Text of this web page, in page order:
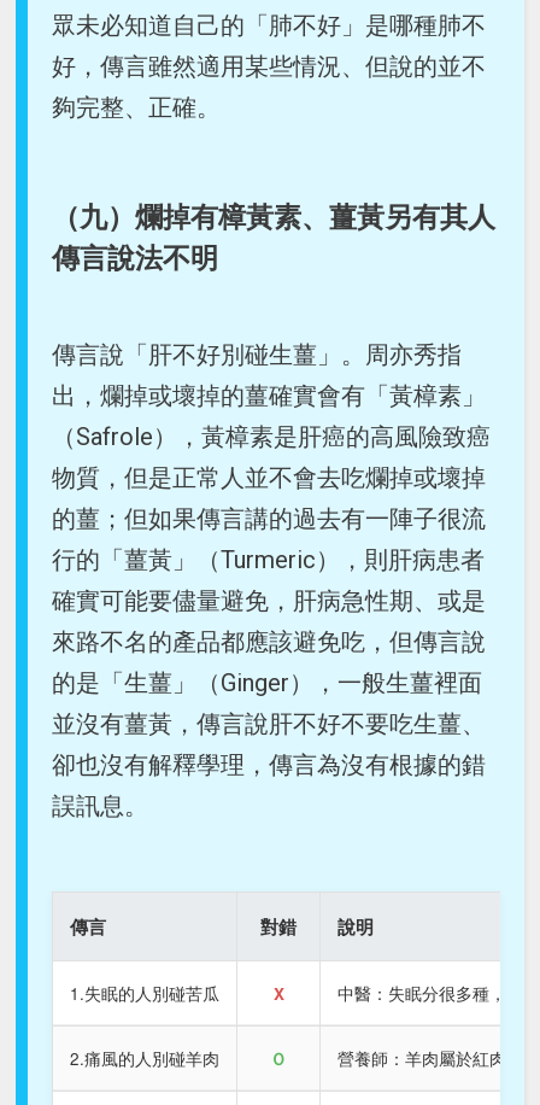
眾未必知道自己的「肺不好」是哪種肺不
好，傳言雖然適用某些情況、但說的並不
夠完整、正確。
（九）爛掉有樟黃素、薑黃另有其人
傳言說法不明
傳言說「肝不好別碰生薑」。周亦秀指
出，爛掉或壞掉的薑確實會有「黃樟素」
（Safrole），黃樟素是肝癌的高風險致癌
物質，但是正常人並不會去吃爛掉或壞掉
的薑；但如果傳言講的過去有一陣子很流
行的「薑黃」（Turmeric），則肝病患者
確實可能要儘量避免，肝病急性期、或是
來路不名的產品都應該避免吃，但傳言說
的是「生薑」（Ginger），一般生薑裡面
並沒有薑黃，傳言說肝不好不要吃生薑、
卻也沒有解釋學理，傳言為沒有根據的錯
誤訊息。
傳言 對錯 說明
1.失眠的人別碰苦瓜 X 中醫：失眠分很多種，有
2.痛風的人別碰羊肉 Ｏ 營養師：羊肉屬於紅肉，